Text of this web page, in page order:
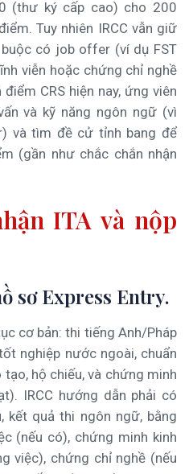
(thư ký cấp cao) cho 200
Tuy nhiên IRCC vẫn giữ
có job offer (ví dụ FST
viễn hoặc chứng chỉ nghề
CRS hiện nay, ứng viên
và kỹ năng ngôn ngữ (vì
và tìm đề cử tỉnh bang để
(gần như chắc chắn nhận
ITA và nộp
sơ Express Entry.
cơ bản: thi tiếng Anh/Pháp
nghiệp nước ngoài, chuẩn
hộ chiếu, và chứng minh
IRCC hướng dẫn phải có
kết quả thi ngôn ngữ, bằng
(nếu có), chứng minh kinh
việc), chứng chỉ nghề (nếu